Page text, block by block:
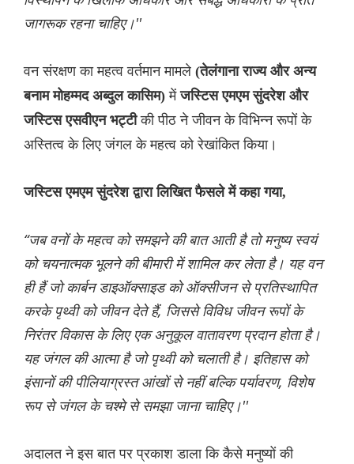
जागरूक रहना चाहिए।''
वन संरक्षण का महत्व वर्तमान मामले (तेलंगाना राज्य और अन्य
बनाम मोहम्मद अब्दुल कासिम)मेंजस्टिस एमएम सुंदरेश और
जस्टिस एसवीएन भट्टीकी पीठ ने जीवन के विभिन्न रूपों के
अस्तित्व के लिए जंगल के महत्व को रेखांकित किया।
जस्टिस एमएम सुंदरेश द्वारा लिखित फैसले में कहा गया,
“जब वनों के महत्व को समझने की बात आती है तो मनुष्य स्वयं
को चयनात्मक भूलने की बीमारी में शामिल कर लेता है। यह वन
ही हैं जो कार्बन डाइऑक्साइड को ऑक्सीजन से प्रतिस्थापित
करके पृथ्वी को जीवन देते हैं, जिससे विविध जीवन रूपों के
निरंतर विकास के लिए एक अनुकूल वातावरण प्रदान होता है।
यह जंगल की आत्मा है जो पृथ्वी को चलाती है। इतिहास को
इंसानों की पीलियाग्रस्त आंखों से नहीं बल्कि पर्यावरण, विशेष
रूप से जंगल के चश्मे से समझा जाना चाहिए।''
अदालत ने इस बात पर प्रकाश डाला कि कैसे मनुष्यों की